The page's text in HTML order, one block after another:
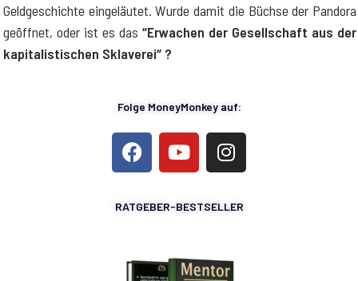
Geldgeschichte eingeläutet. Wurde damit die Büchse der Pandora
geöffnet, oder ist es das “Erwachen der Gesellschaft aus der
kapitalistischen Sklaverei“ ?
Folge MoneyMonkey auf:
RATGEBER-BESTSELLER